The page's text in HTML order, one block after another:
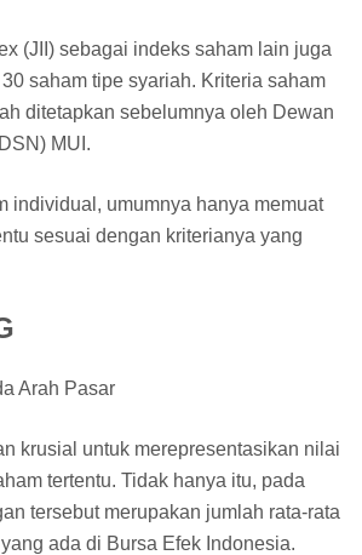
(JII) sebagai indeks saham lain juga
saham tipe syariah. Kriteria saham
ditetapkan sebelumnya oleh Dewan
MUI.
individual, umumnya hanya memuat
sesuai dengan kriterianya yang
Arah Pasar
krusial untuk merepresentasikan nilai
tertentu. Tidak hanya itu, pada
tersebut merupakan jumlah rata-rata
ada di Bursa Efek Indonesia.